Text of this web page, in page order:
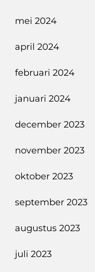
mei 2024
april 2024
februari 2024
januari 2024
december 2023
november 2023
oktober 2023
september 2023
augustus 2023
juli 2023